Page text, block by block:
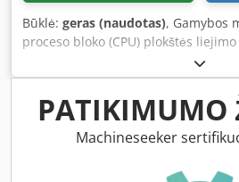
Būklė: geras (naudotas), Gamybos
proceso bloko (CPU) plokštės
Multronica“ Chodpozl Tv Tefx Ac
data: apytiksliai 2007 m. Yra 3 vnt.
PATIKIMUMO
Machineseeker